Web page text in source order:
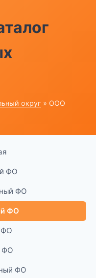
округ » ООО
ФО
ФО
ФО
ФО
ФО
ФО